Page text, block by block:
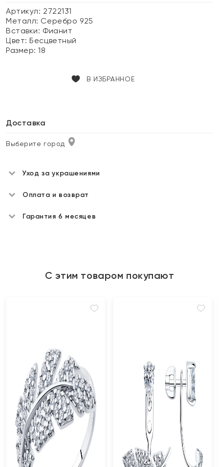
Артикул: 2722131
Металл: Серебро 925
Вставки: Фианит
Цвет:Бесцветный
Размер:18
В ИЗБРАННОЕ
Доставка
Выберите город
Уход за украшениями
Оплата и возврат
Гарантия 6 месяцев
С этим товаром покупают